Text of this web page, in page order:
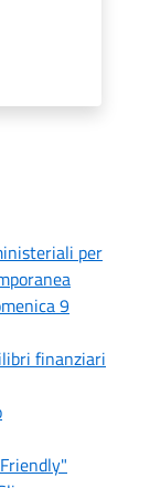
per
9
finanziari